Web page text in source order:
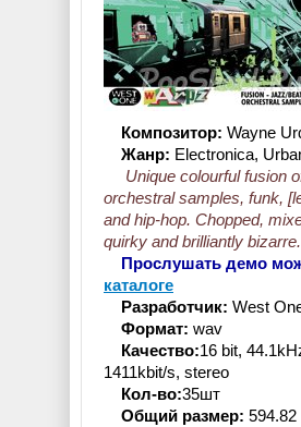
Композитор: Wayne
Жанр: Electronica,
Unique colourful fusion
orchestral samples, funk,
and hip-hop. Chopped,
quirky and brilliantly bizarre.
Прослушать демо
каталоге
Разработчик: West
Формат: wav
Качество:16 bit,
1411kbit/s, stereo
Кол-во:35шт
Общий размер: 594.82